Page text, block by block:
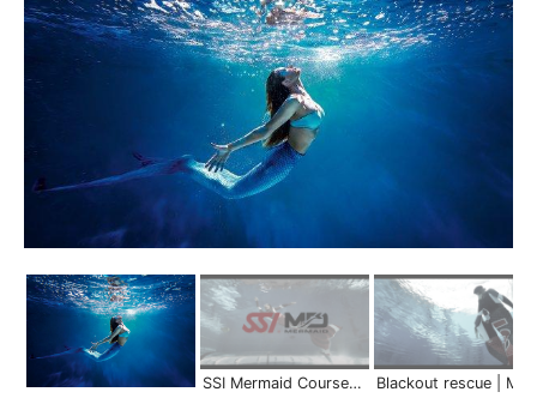
SSI Mermaid Courses | Scuba Schools International